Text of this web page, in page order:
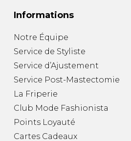
Informations
Notre Équipe
Service de Styliste
Service d’Ajustement
Service Post-Mastectomie
La Friperie
Club Mode Fashionista
Points Loyauté
Cartes Cadeaux